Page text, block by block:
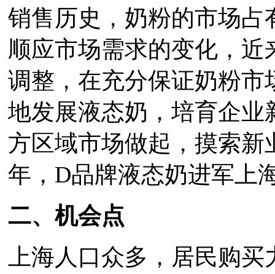
销售历史，奶粉的市场
顺应市场需求的变化，
调整，在充分保证奶粉
地发展液态奶，培育企
方区域市场做起，摸索新
年，D品牌液态奶进军上
二、机会点
上海人口众多，居民购